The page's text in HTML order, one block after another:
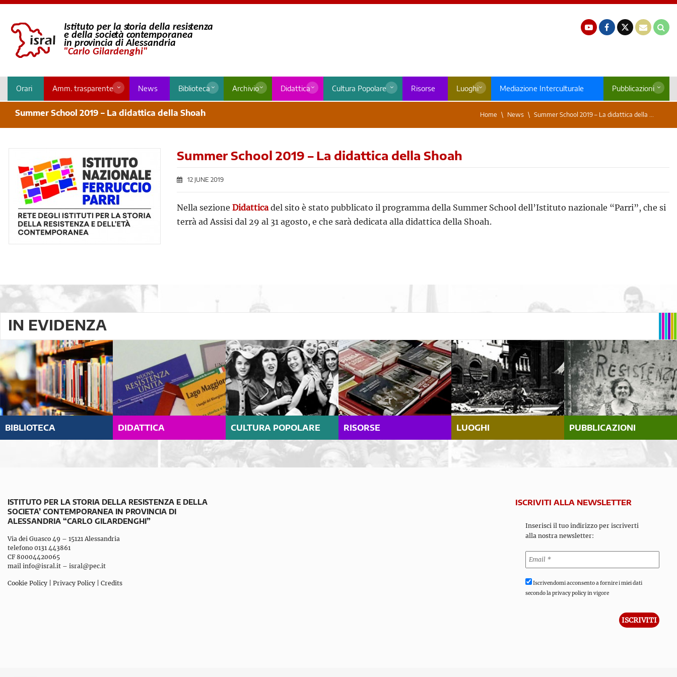
Orari Amm. trasparente News Biblioteca Archivio Didattica Cultura Popolare Risorse Luoghi Mediazione Interculturale Pubblicazioni
Summer School 2019 – La didattica della Shoah Home News Summer School 2019 – La didattica della ...
Summer School 2019 – La didattica della Shoah
12 JUNE 2019
Nella sezione Didatticadel sito è stato pubblicato il programma della Summer School dell’Istituto nazionale “Parri”, che si
terrà ad Assisi dal 29 al 31 agosto, e che sarà dedicata alla didattica della Shoah.
IN EVIDENZA
BIBLIOTECA DIDATTICA CULTURA POPOLARE RISORSE LUOGHI PUBBLICAZIONI
ISTITUTO PER LA STORIA DELLA RESISTENZA E DELLA
SOCIETA’ CONTEMPORANEA IN PROVINCIA DI
ALESSANDRIA “CARLO GILARDENGHI”
Via dei Guasco 49 – 15121 Alessandria
telefono 0131 443861
CF 80004420065
mail info@isral.it – isral@pec.it
Cookie Policy Privacy Policy Credits
ISCRIVITI ALLA NEWSLETTER
Inserisci il tuo indirizzo per iscriverti
alla nostra newsletter:
Iscrivendomi acconsento a fornire i miei dati
secondo la privacy policy in vigore